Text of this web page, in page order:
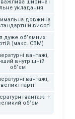
ширина і
укладання
довжина
висоті
дуже об’ємних
(макс. CBM)
вантажі,
внутрішній
об’єм
вантажі,
великі партії
вантажі +
об’єм